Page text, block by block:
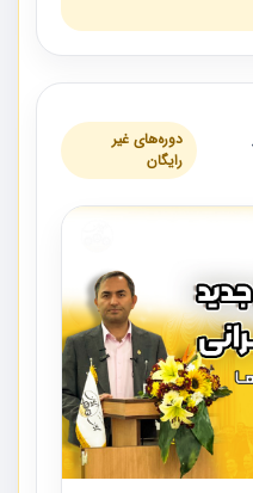
دوره‌های غیر
رایگان